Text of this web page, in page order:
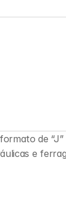
de
e